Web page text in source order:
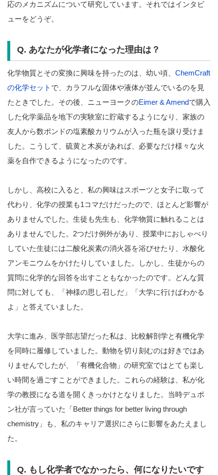
応のメカニズムについて研究しています。それではインタビ
ューをどうぞ。
Q. あなたが化学者になった理由は？
化学物質とその変換に興味を持ったのは、幼い頃、 ChemCraft
の化学セット で、カラフルな固体や液体が並んでいるのを見
たときでした。その後、ニューヨークのEimer & Amendで購入
した化学薬品を地下の実験室に貯蔵するようになり、家族の
友人から数ポンドの塩素酸カリウムが入った瓶を譲り受けま
した。こうして、硫黄と木炭があれば、必要なだけ様々な火
薬を自作できるようになったのです。
しかし、高校に入ると、私の興味はスポーツと女子に取って
代わり、化学の授業も1コマだけだったので、ほとんど影響が
ありませんでした。生徒も先生も、化学物質に触れることは
ありませんでした。2つだけ例外があり、授業中におしゃべり
していた生徒には二酸化炭素の消火器を浴びせたり、水酸化
アンモニウムをかけたりしていました。しかし、生徒からの
質問に化学的な回答を出すこともなかったのです。どんな質
問に対しても、「神様の思し召しだ」「大学に行けばわかる
よ」と答えていました。
大学に進み、医学部志望だった私は、比較解剖学と有機化学
を同時に履修していました。動物を切り刻むのは好きではあ
りませんでしたが、「有機化合物」の研究室ではとても楽し
い時間を過ごすことができました。これらの経験は、私が化
学の教授になる道を開くきっかけとなりました。当時デュポ
ン社が言っていた「Better things for better living through
chemistry」も、私のキャリア選択にさらに影響をあたえまし
た。
Q. もし化学者でなかったら、何になりたいです